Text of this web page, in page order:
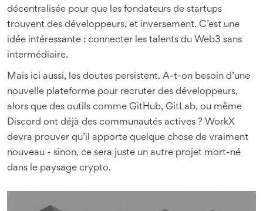
décentralisée pour que les fondateurs de startups
trouvent des développeurs, et inversement. C’est une
idée intéressante : connecter les talents du Web3 sans
intermédiaire.
Mais ici aussi, les doutes persistent. A-t-on besoin d’une
nouvelle plateforme pour recruter des développeurs,
alors que des outils comme GitHub, GitLab, ou même
Discord ont déjà des communautés actives ? WorkX
devra prouver qu’il apporte quelque chose de vraiment
nouveau - sinon, ce sera juste un autre projet mort-né
dans le paysage crypto.